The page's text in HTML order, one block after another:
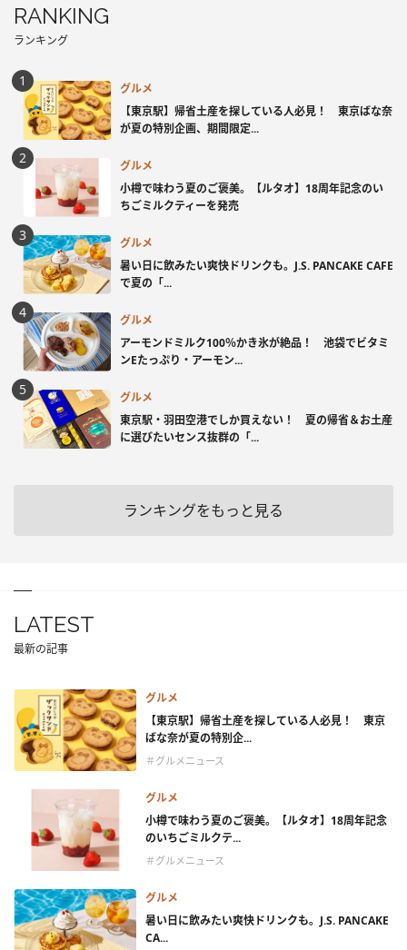
RANKING
ランキング
グルメ
【東京駅】帰省土産を探している人必見！ 東京ばな奈
が夏の特別企画、期間限定...
グルメ
小樽で味わう夏のご褒美。【ルタオ】18周年記念のい
ちごミルクティーを発売
グルメ
暑い日に飲みたい爽快ドリンクも。J.S. PANCAKE CAFE
で夏の「...
グルメ
アーモンドミルク100％かき氷が絶品！ 池袋でビタミ
ンEたっぷり・アーモン...
グルメ
東京駅・羽田空港でしか買えない！ 夏の帰省＆お土産
に選びたいセンス抜群の「...
ランキングをもっと見る
LATEST
最新の記事
グルメ
【東京駅】帰省土産を探している人必見！ 東京
ばな奈が夏の特別企...
＃グルメニュース
グルメ
小樽で味わう夏のご褒美。【ルタオ】18周年記念
のいちごミルクテ...
＃グルメニュース
グルメ
暑い日に飲みたい爽快ドリンクも。J.S. PANCAKE
CA...